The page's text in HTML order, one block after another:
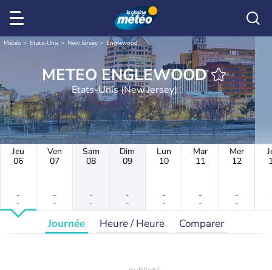
Météo Etats-Unis New Jersey Englewood
METEO ENGLEWOOD
Etats-Unis (New Jersey)
Jeu
06
-
-
Ven
07
-
-
Sam
08
-
-
Dim
09
-
-
Lun
10
-
-
Mar
11
-
-
Mer
12
-
-
Journée Heure / Heure Comparer